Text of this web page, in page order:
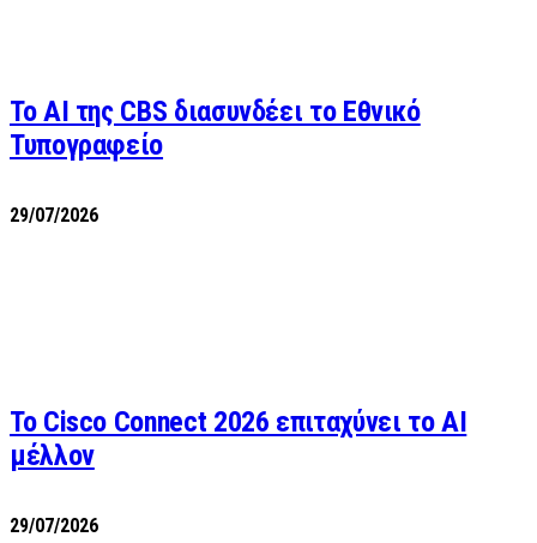
Το AI της CBS διασυνδέει το Εθνικό
Τυπογραφείο
29/07/2026
Το Cisco Connect 2026 επιταχύνει το AI
μέλλον
29/07/2026